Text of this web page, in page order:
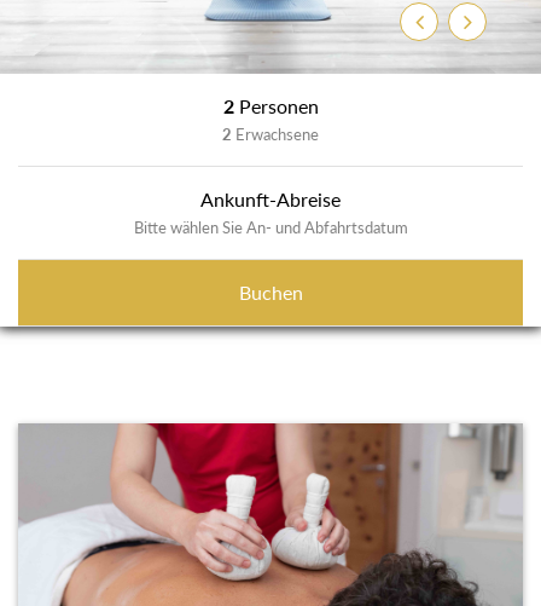
ZurückWeiter
2 Personen
2 Erwachsene
Ankunft-Abreise
Bitte wählen Sie An- und Abfahrtsdatum
Buchen